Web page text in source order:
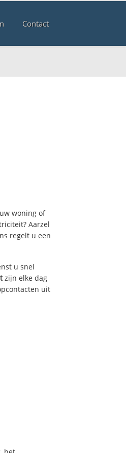
Contact
woning of
Aarzel
regelt u een
u snel
zijn elke dag
uit